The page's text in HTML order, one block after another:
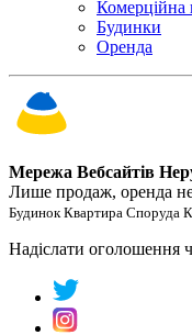
Комерційна
Будинки
Оренда
Мережа Вебсайтів
Лише продаж, оренда
Будинок Квартира Споруда
Надіслати оголошення